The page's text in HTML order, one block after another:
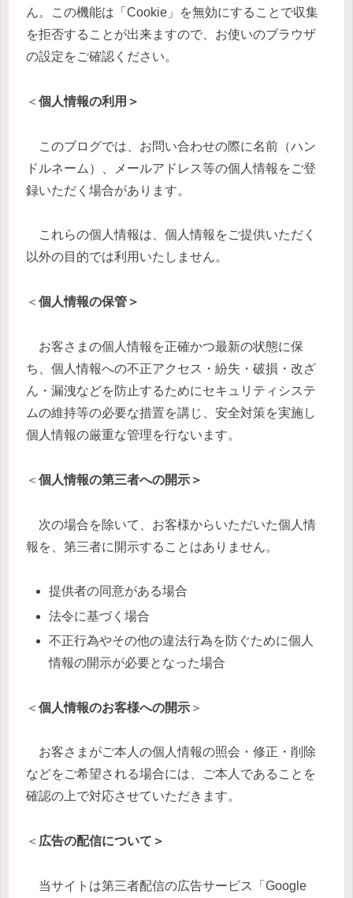
ん。この機能は「Cookie」を無効にすることで収集
を拒否することが出来ますので、お使いのブラウザ
の設定をご確認ください。
＜ 個人情報の利用＞
このブログでは、お問い合わせの際に名前（ハン
ドルネーム）、メールアドレス等の個人情報をご登
録いただく場合があります。
これらの個人情報は、個人情報をご提供いただく
以外の目的では利用いたしません。
＜ 個人情報の保管＞
お客さまの個人情報を正確かつ最新の状態に保
ち、個人情報への不正アクセス・紛失・破損・改ざ
ん・漏洩などを防止するためにセキュリティシステ
ムの維持等の必要な措置を講じ、安全対策を実施し
個人情報の厳重な管理を行ないます。
＜ 個人情報の第三者への開示＞
次の場合を除いて、お客様からいただいた個人情
報を、第三者に開示することはありません。
提供者の同意がある場合
法令に基づく場合
不正行為やその他の違法行為を防ぐために個人
情報の開示が必要となった場合
＜ 個人情報のお客様への開示 ＞
お客さまがご本人の個人情報の照会・修正・削除
などをご希望される場合には、ご本人であることを
確認の上で対応させていただきます。
＜ 広告の配信について＞
当サイトは第三者配信の広告サービス「Google